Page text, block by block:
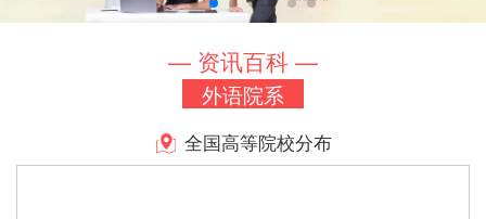
— 资讯百科 —
外语院系
全国高等院校分布